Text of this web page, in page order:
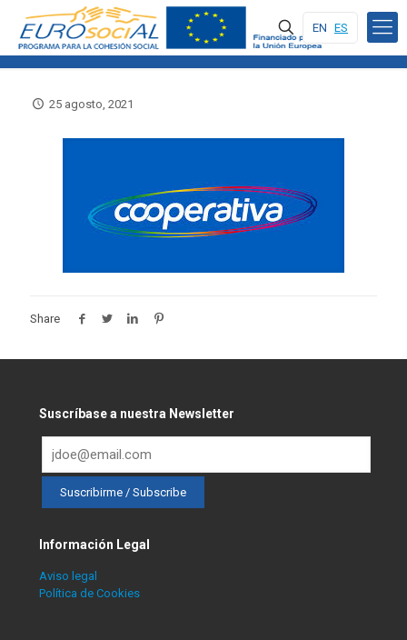
EN ES
25 agosto, 2021
Share
Suscríbase a nuestra Newsletter
Información Legal
Aviso legal
Política de Cookies